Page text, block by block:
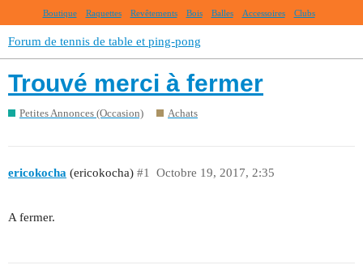
Boutique Raquettes Revêtements Bois Balles Accessoires Clubs
Forum de tennis de table et ping-pong
Trouvé merci à fermer
Petites Annonces (Occasion) Achats
ericokocha (ericokocha) Octobre 19, 2017, 2:35
#1
A fermer.